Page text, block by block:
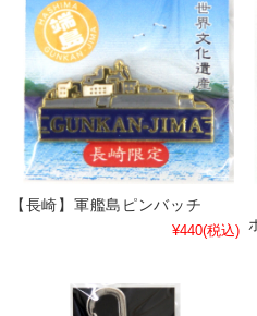
【長崎】軍艦島ピンバッチ
¥440(税込)